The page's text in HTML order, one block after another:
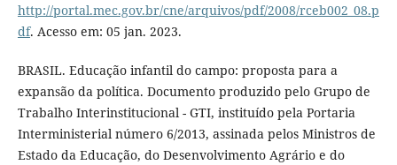
http://portal.mec.gov.br/cne/arquivos/pdf/2008/rceb002_08.p
df. Acesso em: 05 jan. 2023.
BRASIL. Educação infantil do campo: proposta para a
expansão da política. Documento produzido pelo Grupo de
Trabalho Interinstitucional - GTI, instituído pela Portaria
Interministerial número 6/2013, assinada pelos Ministros de
Estado da Educação, do Desenvolvimento Agrário e do